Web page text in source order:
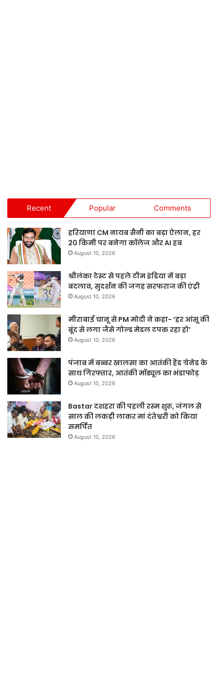
Recent Popular Comments
हरियाणा CM नायब सैनी का बड़ा ऐलान, हर
20 किमी पर बनेगा कॉलेज और AI हब
August 10, 2026
श्रीलंका टेस्ट से पहले टीम इंडिया में बड़ा
बदलाव, सुदर्शन की जगह सरफराज की एंट्री
August 10, 2026
मीराबाई चानू से PM मोदी ने कहा- ‘हर आंसू की
बूंद से लगा जैसे गोल्ड मेडल टपक रहा हो’
August 10, 2026
पंजाब में बब्बर खालसा का आतंकी हैंड ग्रेनेड के
साथ गिरफ्तार, आतंकी मॉड्यूल का भंडाफोड़
August 10, 2026
Bastar दशहरा की पहली रस्म शुरू, जंगल से
साल की लकड़ी लाकर मां दंतेश्वरी को किया
समर्पित
August 10, 2026